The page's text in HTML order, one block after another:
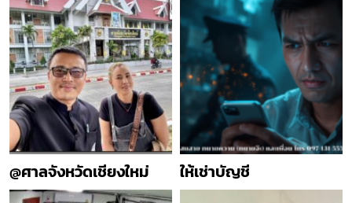
@ศาลจังหวัดเชียงใหม่ ให้เช่าบัญชี